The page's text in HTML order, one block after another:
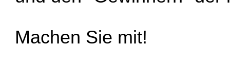
Machen Sie mit!